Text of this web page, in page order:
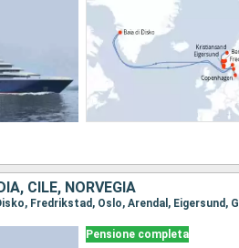
CILE, NORVEGIA
Pensione completa